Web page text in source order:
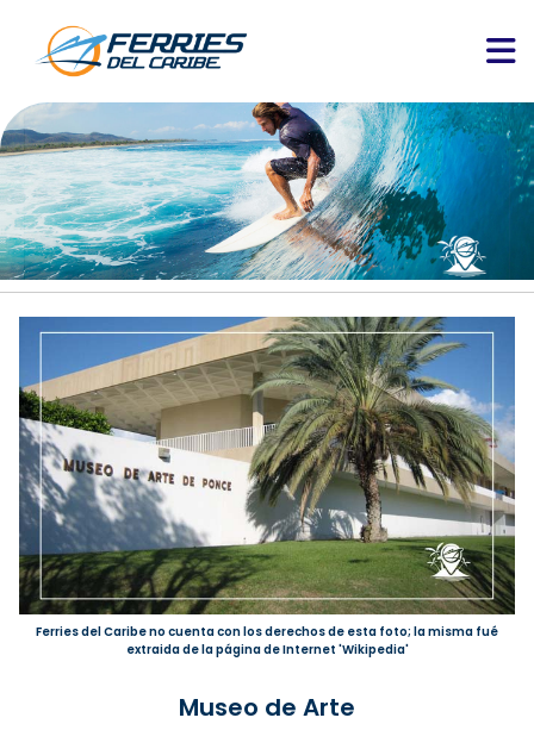
Ferries del Caribe no cuenta con los derechos de esta foto; la misma fué
extraida de la página de Internet 'Wikipedia'
Museo de Arte